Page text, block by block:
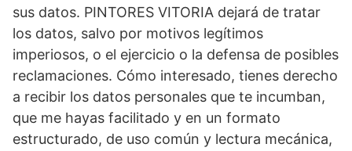
sus datos. PINTORES VITORIA dejará de tratar
los datos, salvo por motivos legítimos
imperiosos, o el ejercicio o la defensa de posibles
reclamaciones. Cómo interesado, tienes derecho
a recibir los datos personales que te incumban,
que me hayas facilitado y en un formato
estructurado, de uso común y lectura mecánica,